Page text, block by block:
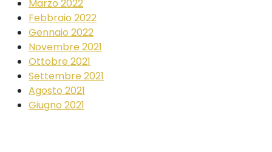
Marzo 2022
Febbraio 2022
Gennaio 2022
Novembre 2021
Ottobre 2021
Settembre 2021
Agosto 2021
Giugno 2021